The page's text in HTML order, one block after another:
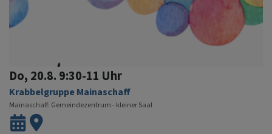
Do, 20.8. 9:30-11 Uhr
Krabbelgruppe Mainaschaff
Mainaschaff Gemeindezentrum - kleiner Saal